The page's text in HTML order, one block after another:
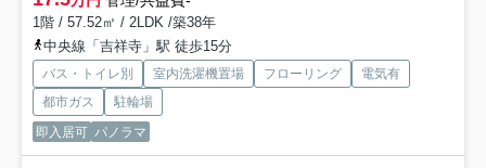
1階 / 57.52㎡ / 2LDK /築38年
中央線「吉祥寺」駅 徒歩15分
バス・トイレ別 室内洗濯機置場 フローリング
電気有
都市ガス
駐輪場
即入居可 パノラマ